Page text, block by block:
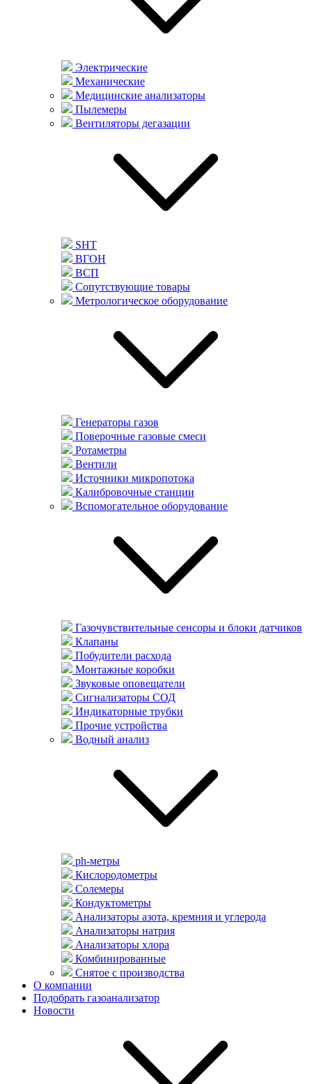
Электрические
Механические
Медицинские анализаторы
Пылемеры
Вентиляторы дегазации
SHT
ВГОН
ВСП
Сопутствующие товары
Метрологическое оборудование
Генераторы газов
Поверочные газовые смеси
Ротаметры
Вентили
Источники микропотока
Калибровочные станции
Вспомогательное оборудование
Газочувствительные сенсоры и блоки датчиков
Клапаны
Побудители расхода
Монтажные коробки
Звуковые оповещатели
Сигнализаторы СОД
Индикаторные трубки
Прочие устройства
Водный анализ
ph-метры
Кислородометры
Солемеры
Кондуктометры
Анализаторы азота, кремния и углерода
Анализаторы натрия
Анализаторы хлора
Комбинированные
Снятое с производства
О компании
Подобрать газоанализатор
Новости